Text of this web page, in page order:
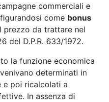
commerciali e
come bonus
prezzo da trattare nel
del D.P.R. 633/1972.
la funzione economica
determinati in
e poi ricalcolati a
In assenza di